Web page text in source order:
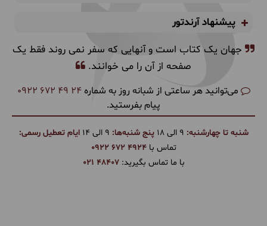
پیشنهاد آرندتور
جهان یک کتاب است و آنهایی که سفر نمی روند فقط یک
صفحه از آن را می خوانند.
می‌توانید هر ساعتی از شبانه روز به شماره 0922 672 49 24
پیام بفرستید.
شنبه تا چهارشنبه: پنج شنبه‌ها:
ایام تعطیل رسمی:
تماس با0922 672 4924
با ما تماس بگیرید:021 48407